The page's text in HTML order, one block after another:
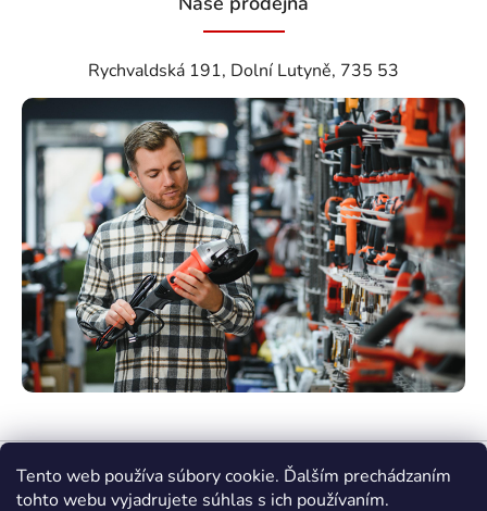
Tento web používa súbory cookie. Ďalším prechádzaním
tohto webu vyjadrujete súhlas s ich používaním.
Rychvaldská 191, Dolní Lutyně, 735 53